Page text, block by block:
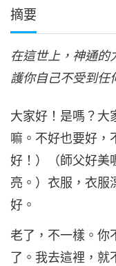
4
師徒之間
5
師徒之間
摘要
在這世上，神通的
護你自己不受到任
大家好！是嗎？大
嘛。不好也要好，
好！）（師父好美
亮。）衣服，衣服
好。
老了，不一樣。你
了。我去這裡，就